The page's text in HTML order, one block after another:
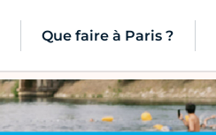
Que faire à Paris ?